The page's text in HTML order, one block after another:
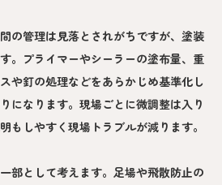
の管理は見落とされがちですが、塗装
。プライマーやシーラーの塗布量、重
や釘の処理などをあらかじめ基準化し
になります。現場ごとに微調整は入り
もしやすく現場トラブルが減ります。
部として考えます。足場や飛散防止の